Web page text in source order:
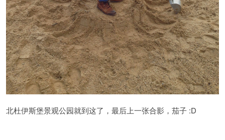
北杜伊斯堡景观公园就到这了，最后上一张合影，茄子 :D